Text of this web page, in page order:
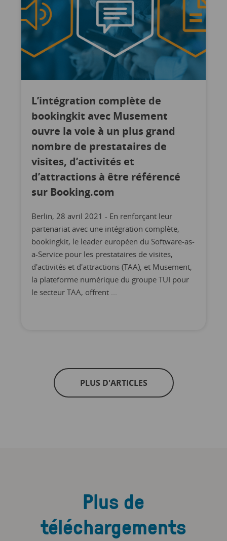
L’intégration complète de
bookingkit avec Musement
ouvre la voie à un plus grand
nombre de prestataires de
visites, d’activités et
d’attractions à être référencé
sur Booking.com
Berlin, 28 avril 2021 - En renforçant leur
partenariat avec une intégration complète,
bookingkit, le leader européen du Software-as-
a-Service pour les prestataires de visites,
d'activités et d'attractions (TAA), et Musement,
la plateforme numérique du groupe TUI pour
le secteur TAA, offrent ...
PLUS D'ARTICLES
Plus de
téléchargements